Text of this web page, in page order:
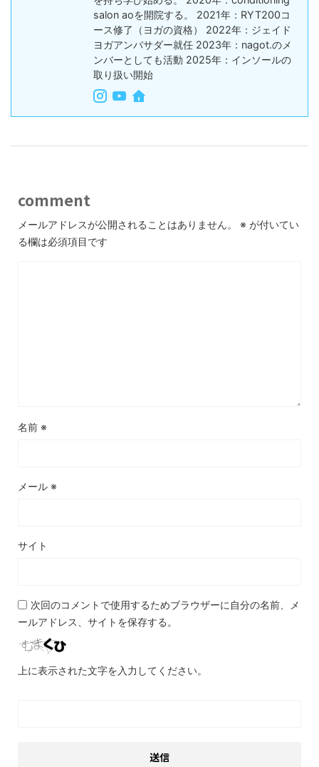
salon aoを開院する。 2021年：RYT200コ
ース修了（ヨガの資格） 2022年：ジェイド
ヨガアンバサダー就任 2023年：nagot.のメ
ンバーとしても活動 2025年：インソールの
取り扱い開始
comment
メールアドレスが公開されることはありません。 ※ が付いてい
る欄は必須項目です
名前 ※
メール ※
サイト
次回のコメントで使用するためブラウザーに自分の名前、メ
ールアドレス、サイトを保存する。
上に表示された文字を入力してください。